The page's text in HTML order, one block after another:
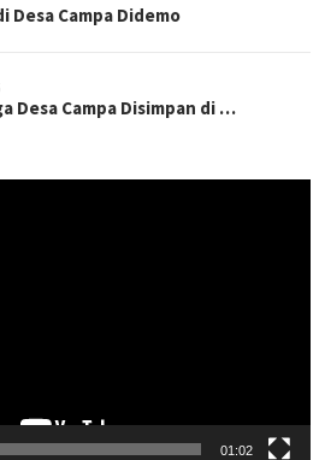
Desa Campa Didemo
Desa Campa Disimpan di …
01:02